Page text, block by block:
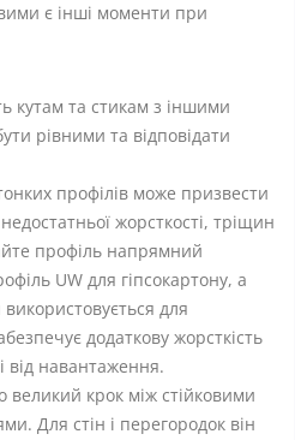
є інші моменти при
кутам та стикам з іншими
рівними та відповідати
профілів може призвести
жорсткості, тріщин
профіль напрямний
UW для гіпсокартону, а
використовується для
додаткову жорсткість
від навантаження.
великий крок між стійковими
Для стін і перегородок він